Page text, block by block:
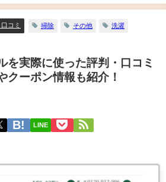
料金やクーポン情報も紹介！
コミ 掃除 その他 洗濯
を実際に使った評判・口コミ
クーポン情報も紹介！
LINE